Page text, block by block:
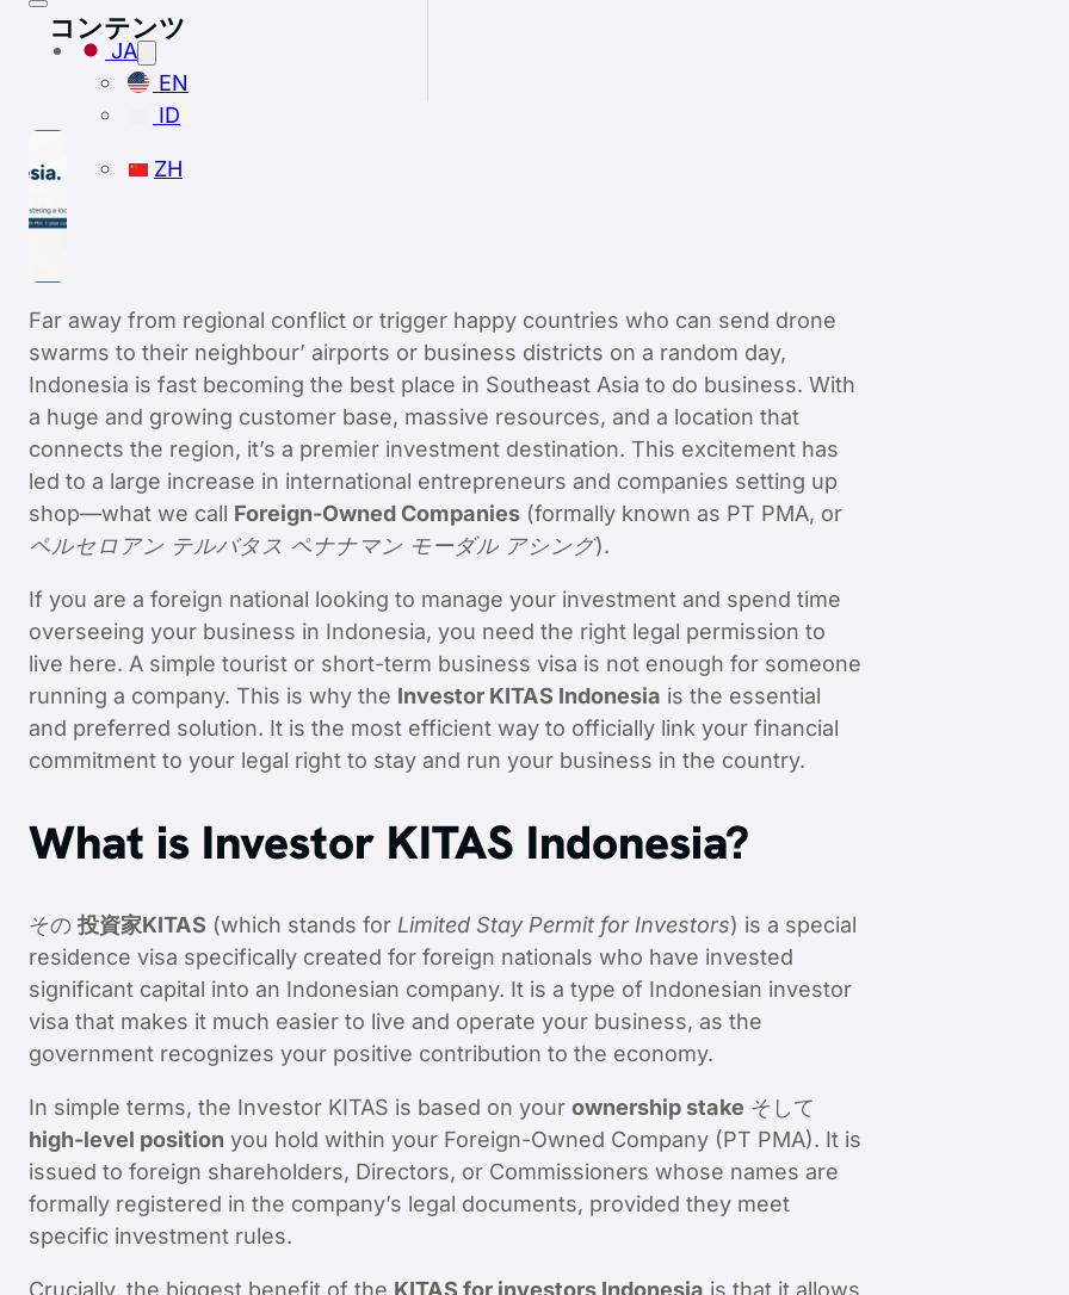
JA
EN
ID
ZH
コンテンツ
Far away from regional conflict or trigger happy countries who can send drone
swarms to their neighbour’ airports or business districts on a random day,
Indonesia is fast becoming the best place in Southeast Asia to do business. With
a huge and growing customer base, massive resources, and a location that
connects the region, it’s a premier investment destination. This excitement has
led to a large increase in international entrepreneurs and companies setting up
shop—what we call Foreign-Owned Companies (formally known as PT PMA, or
ペルセロアン テルバタス ペナナマン モーダル アシング).
If you are a foreign national looking to manage your investment and spend time
overseeing your business in Indonesia, you need the right legal permission to
live here. A simple tourist or short-term business visa is not enough for someone
running a company. This is why the Investor KITAS Indonesia is the essential
and preferred solution. It is the most efficient way to officially link your financial
commitment to your legal right to stay and run your business in the country.
What is Investor KITAS Indonesia?
その 投資家KITAS (which stands for Limited Stay Permit for Investors) is a special
residence visa specifically created for foreign nationals who have invested
significant capital into an Indonesian company. It is a type of Indonesian investor
visa that makes it much easier to live and operate your business, as the
government recognizes your positive contribution to the economy.
In simple terms, the Investor KITAS is based on your ownership stake そして
high-level position you hold within your Foreign-Owned Company (PT PMA). It is
issued to foreign shareholders, Directors, or Commissioners whose names are
formally registered in the company’s legal documents, provided they meet
specific investment rules.
Crucially, the biggest benefit of the KITAS for investors Indonesia is that it allows